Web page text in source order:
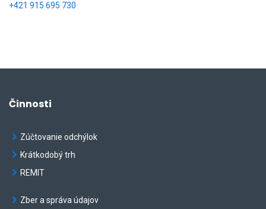
+421 915 695 730
Činnosti
Zúčtovanie odchýlok
Krátkodobý trh
REMIT
Zber a správa údajov